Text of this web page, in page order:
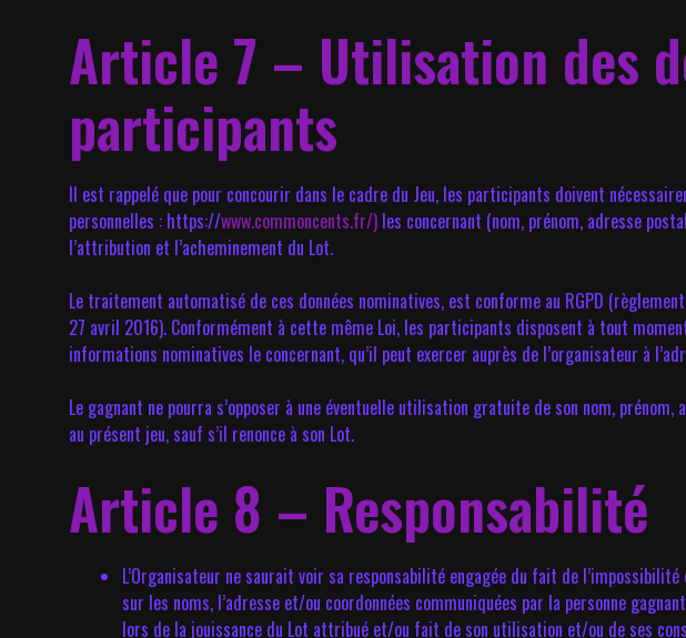
Article 7 – Utilisation des
participants
Il est rappelé que pour concourir dans le cadre du Jeu, les participants doivent
personnelles : https://www.commoncents.fr/) les concernant (nom, prénom, adresse
l’attribution et l’acheminement du Lot.
Le traitement automatisé de ces données nominatives, est conforme au RGPD
27 avril 2016). Conformément à cette même Loi, les participants disposent à tout
informations nominatives le concernant, qu’il peut exercer auprès de l’organisateur à
Le gagnant ne pourra s’opposer à une éventuelle utilisation gratuite de son nom,
au présent jeu, sauf s’il renonce à son Lot.
Article 8 – Responsabilité
L’Organisateur ne saurait voir sa responsabilité engagée du fait de
sur les noms, l’adresse et/ou coordonnées communiquées par la personne
lors de la jouissance du Lot attribué et/ou fait de son utilisation et/ou de ses